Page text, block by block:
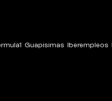
Guapisimas Iberempleos